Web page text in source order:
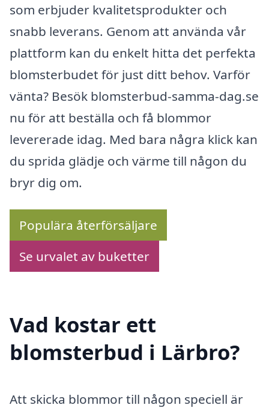
som erbjuder kvalitetsprodukter och
snabb leverans. Genom att använda vår
plattform kan du enkelt hitta det perfekta
blomsterbudet för just ditt behov. Varför
vänta? Besök blomsterbud-samma-dag.se
nu för att beställa och få blommor
levererade idag. Med bara några klick kan
du sprida glädje och värme till någon du
bryr dig om.
Populära återförsäljare
Se urvalet av buketter
Vad kostar ett
blomsterbud i Lärbro?
Att skicka blommor till någon speciell är